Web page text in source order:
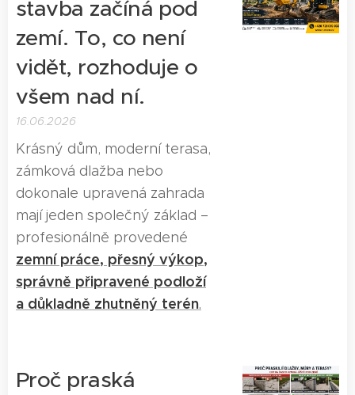
stavba začíná pod
zemí. To, co není
vidět, rozhoduje o
všem nad ní.
16.06.2026
Krásný dům, moderní terasa,
zámková dlažba nebo
dokonale upravená zahrada
mají jeden společný základ –
profesionálně provedené
zemní práce, přesný výkop,
správně připravené podloží
a důkladně zhutněný terén.
Proč praská